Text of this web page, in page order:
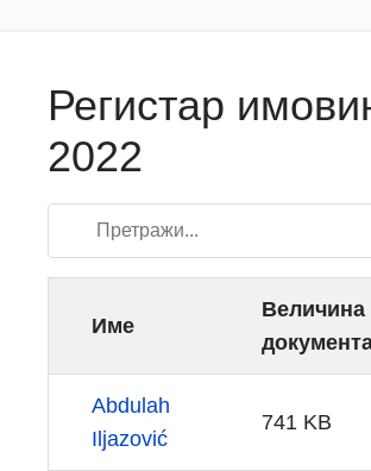
Регистар
2022
Име
Величина
Abdulah
Iljazović
741 KB